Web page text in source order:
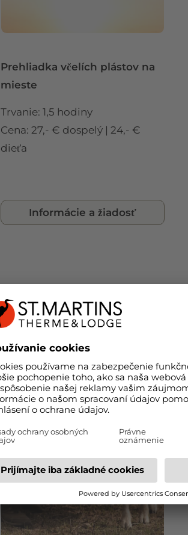
Prehliadka včelích plástov na
mieste
Trvanie: 1,5 hodiny
Cena: 27,- € dospelý | 24,- €
dieťa
Informácie a žiadosť
VŠETKY ROKY